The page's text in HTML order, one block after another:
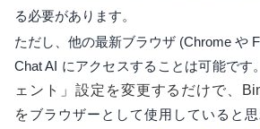
る必要があります。
ただし、他の最新ブラウザ (Chrome や
Chat AI にアクセスすることは可能です。
ェント」設定を変更するだけで、
をブラウザーとして使用していると